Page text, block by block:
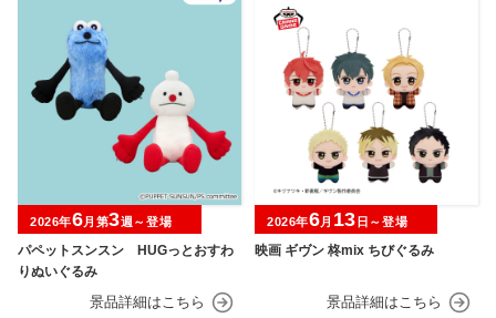
パペットスンスン HUGっとおすわ
りぬいぐるみ
2026年6月第3週～登場
映画 ギヴン 柊mix ちびぐるみ
2026年6月 13 日～登場